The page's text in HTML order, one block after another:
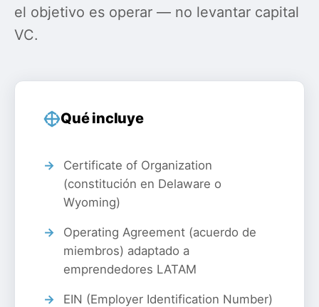
el objetivo es operar — no levantar capital
VC.
Qué incluye
Certificate of Organization
(constitución en Delaware o
Wyoming)
Operating Agreement (acuerdo de
miembros) adaptado a
emprendedores LATAM
EIN (Employer Identification Number)